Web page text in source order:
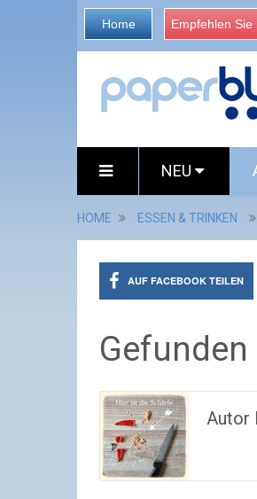
Home Empfehlen Sie
NEU
HOME ESSEN & TRINKEN
AUF FACEBOOK TEILEN
Autor